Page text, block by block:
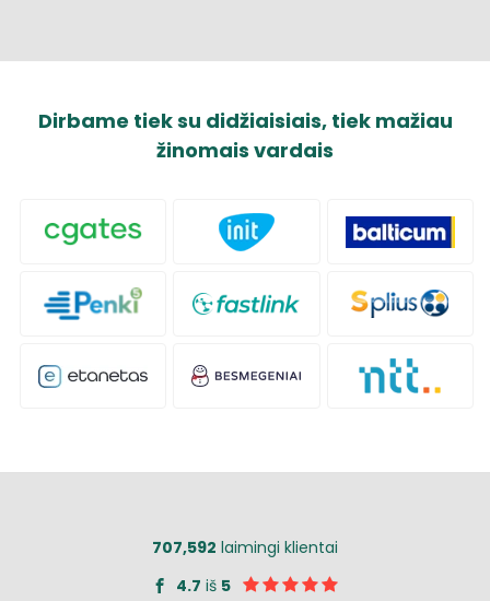
Dirbame tiek su didžiaisiais, tiek mažiau
žinomais vardais
707,592 laimingi klientai
4.7 iš 5